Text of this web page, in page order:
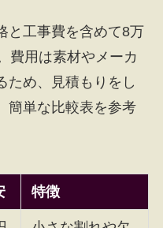
と工事費を含めて8万
費用は素材やメーカ
ため、見積もりをし
簡単な比較表を参考
特徴